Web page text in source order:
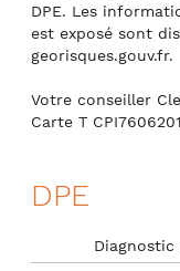
DPE. Les
est exposé sont
georisques.gouv.fr.
Votre conseiller
Carte T
DPE